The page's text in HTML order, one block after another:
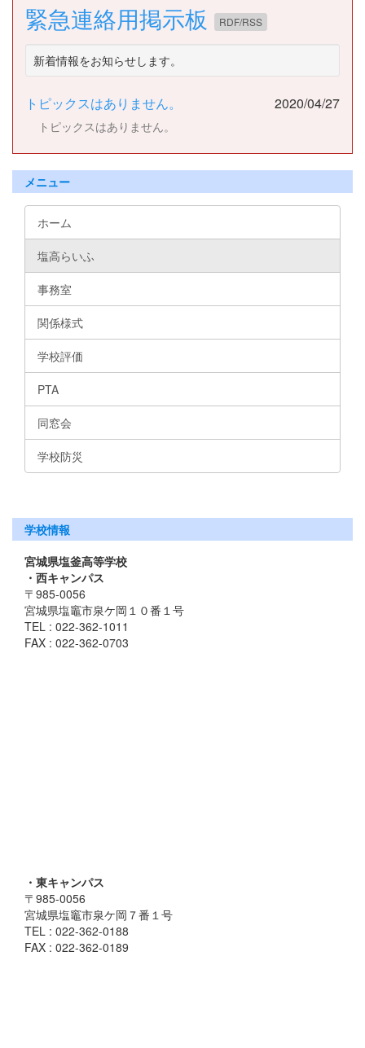
緊急連絡用掲示板 RDF/RSS
新着情報をお知らせします。
トピックスはありません。 2020/04/27
トピックスはありません。
メニュー
ホーム
塩高らいふ
事務室
関係様式
学校評価
PTA
同窓会
学校防災
学校情報
宮城県塩釜高等学校
・西キャンパス
〒985-0056
宮城県塩竈市泉ケ岡１０番１号
TEL : 022-362-1011
FAX : 022-362-0703
・東キャンパス
〒985-0056
宮城県塩竈市泉ケ岡７番１号
TEL : 022-362-0188
FAX : 022-362-0189